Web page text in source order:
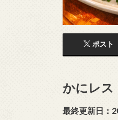
ポスト
かにレス
最終更新日：